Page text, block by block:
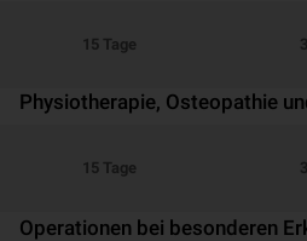
15 Tage
Physiotherapie, Osteopathie
15 Tage
Operationen bei besonderen